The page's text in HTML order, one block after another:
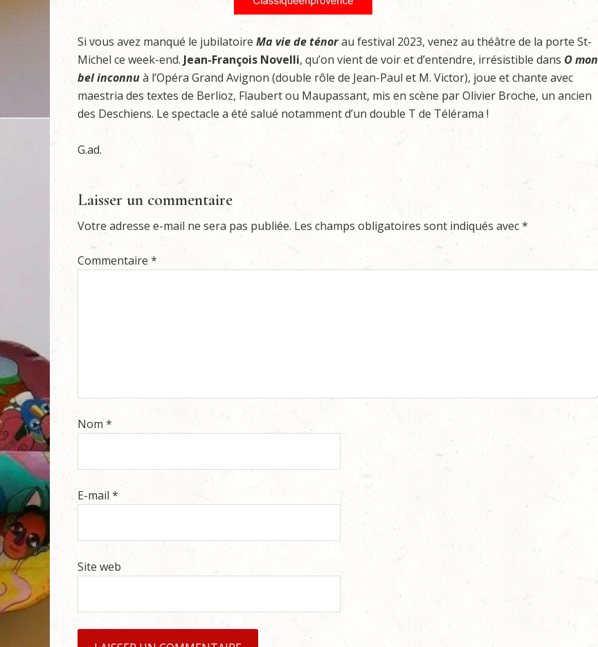
Si vous avez manqué le jubilatoire Ma vie de ténorau festival 2023, venez au théâtre de la porte St-
Michel ce week-end. Jean-François Novelli, qu’on vient de voir et d’entendre, irrésistible dans O mon
bel inconnuà l’Opéra Grand Avignon (double rôle de Jean-Paul et M. Victor), joue et chante avec
maestria des textes de Berlioz, Flaubert ou Maupassant, mis en scène par Olivier Broche, un ancien
des Deschiens. Le spectacle a été salué notamment d’un double T de Télérama !
G.ad.
Laisser un commentaire
Votre adresse e-mail ne sera pas publiée. Les champs obligatoires sont indiqués avec*
Commentaire *
Nom*
E-mail *
Site web